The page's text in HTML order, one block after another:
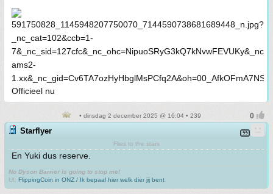
Officieel nu
• dinsdag 2 december 2025 @ 16:04 • 239
Starflyer
Flies to the stars
En Yuki dus reserve.
No Dyson Barrier is going to stop me!
UI: FlippingCoin in ONZ / Ik bepaal hier welk dier jij bent